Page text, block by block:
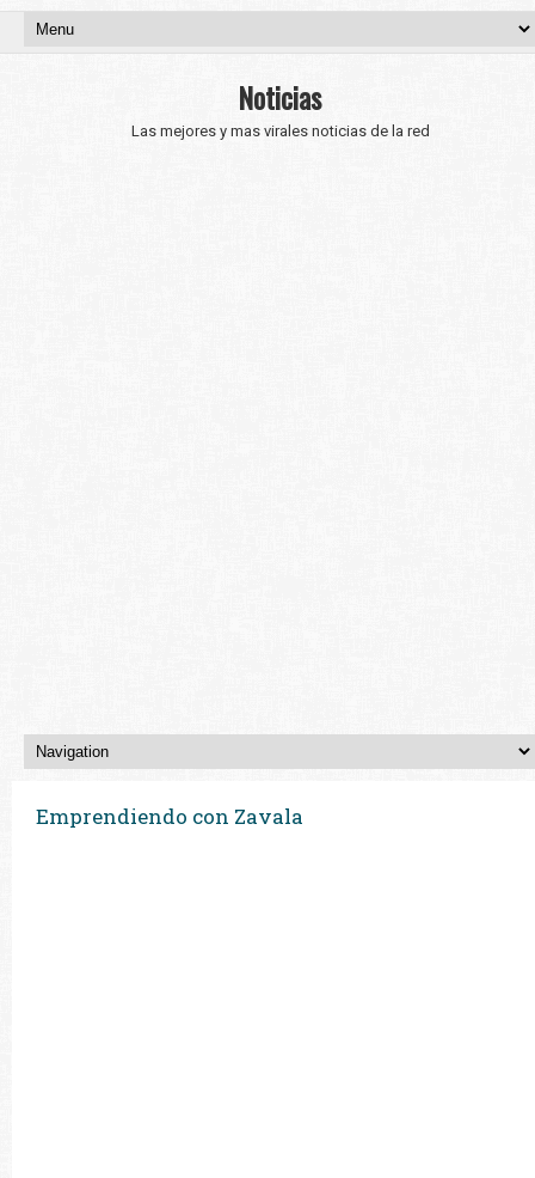
Noticias
Las mejores y mas virales noticias de la red
Emprendiendo con Zavala